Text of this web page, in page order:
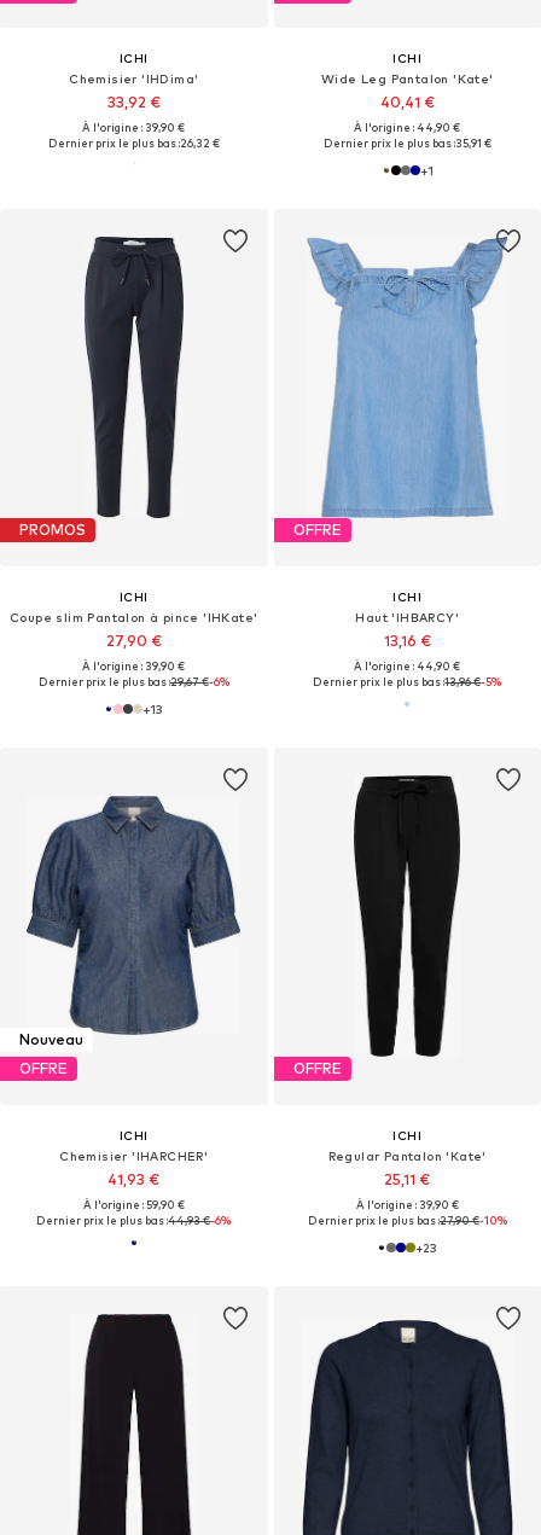
ICHI
Chemisier 'IHDima'
33,92 €
À l'origine : 39,90 €
Dernier prix le plus bas :26,32 €
ICHI
Wide Leg Pantalon 'Kate'
40,41 €
À l'origine : 44,90 €
Dernier prix le plus bas :35,91 €
+1
PROMOS
ICHI
Coupe slim Pantalon à pince 'IHKate'
27,90 €
À l'origine : 39,90 €
Dernier prix le plus bas :29,67 €-6%
+13
OFFRE
ICHI
Haut 'IHBARCY'
13,16 €
À l'origine : 44,90 €
Dernier prix le plus bas :13,96 €-5%
Nouveau
OFFRE
ICHI
Chemisier 'IHARCHER'
41,93 €
À l'origine : 59,90 €
Dernier prix le plus bas :44,93 €-6%
OFFRE
ICHI
Regular Pantalon 'Kate'
25,11 €
À l'origine : 39,90 €
Dernier prix le plus bas :27,90 €-10%
+23